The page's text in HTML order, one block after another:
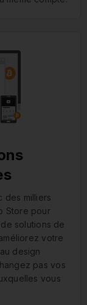
des milliers
Store pour
solutions de
votre
design
pas vos
vous